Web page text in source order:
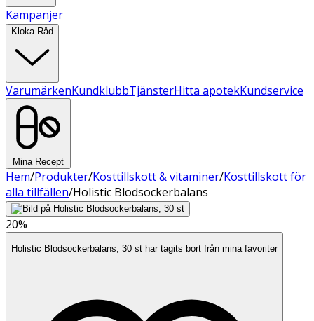
Kampanjer
Kloka Råd
VarumärkenKundklubbTjänsterHitta apotekKundservice
Mina Recept
Hem/Produkter/Kosttillskott & vitaminer/Kosttillskott för
alla tillfällen/Holistic Blodsockerbalans
20%
Holistic Blodsockerbalans, 30 st har tagits bort från mina favoriter